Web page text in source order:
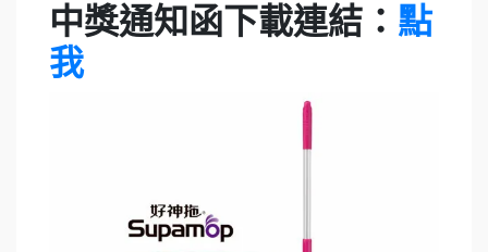
中獎通知函下載連結： 點
我